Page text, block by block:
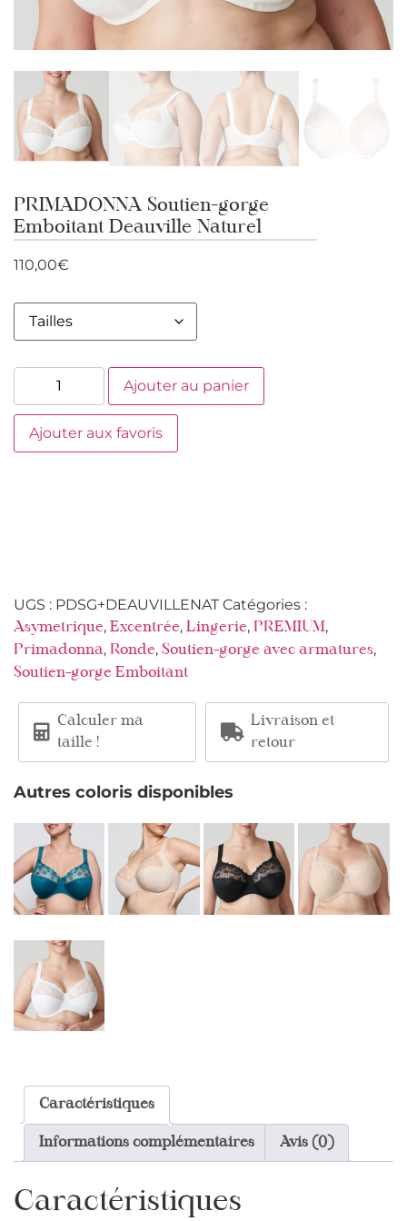
PRIMADONNA Soutien-gorge
Emboitant Deauville Naturel
110,00€
Ajouter au panier
Ajouter aux favoris
UGS : PDSG+DEAUVILLENAT Catégories :
Asymetrique, Excentrée, Lingerie, PREMIUM,
Primadonna, Ronde, Soutien-gorge avec armatures,
Soutien-gorge Emboitant
Calculer ma
taille !
Livraison et
retour
Autres coloris disponibles
Caractéristiques
Informations complémentaires Avis (0)
Caractéristiques